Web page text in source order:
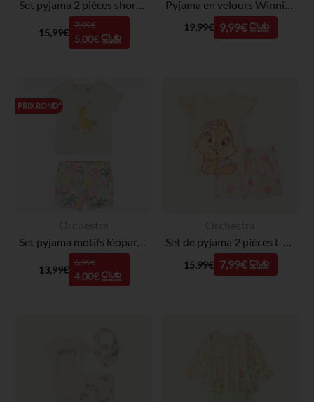
15,99€
7,99€
5,00€
19,99€ 9,99€
PRIX ROND*
Set pyjama motifs léopards pour bébé fille avec ouvertures différentes selon l'âge
13,99€
6,99€
4,00€
Set de pyjama 2 pièces t-shirt + short Tic et Tac Disney pour bébé fille
15,99€ 7,99€